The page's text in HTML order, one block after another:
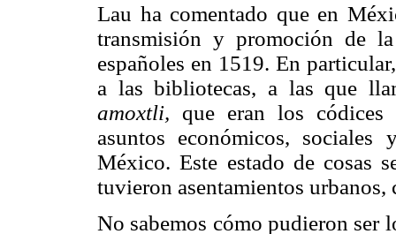
Lau ha comentado que en
transmisión y promoción de
españoles en 1519. En
a las bibliotecas, a las que
amoxtli, que eran los códices
asuntos económicos,
México. Este estado de cosas
tuvieron asentamientos urbanos,
No sabemos cómo pudieron ser